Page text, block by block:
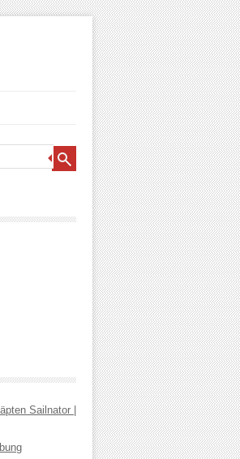
Sailnator |